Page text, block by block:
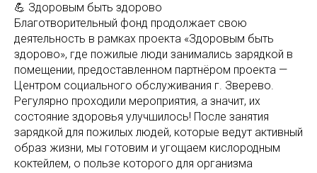
💪 Здоровым быть здорово
Благотворительный фонд продолжает свою
деятельность в рамках проекта «Здоровым быть
здорово», где пожилые люди занимались зарядкой в
помещении, предоставленном партнёром проекта —
Центром социального обслуживания г. Зверево.
Регулярно проходили мероприятия, а значит, их
состояние здоровья улучшилось! После занятия
зарядкой для пожилых людей, которые ведут активный
образ жизни, мы готовим и угощаем кислородным
коктейлем, о пользе которого для организма